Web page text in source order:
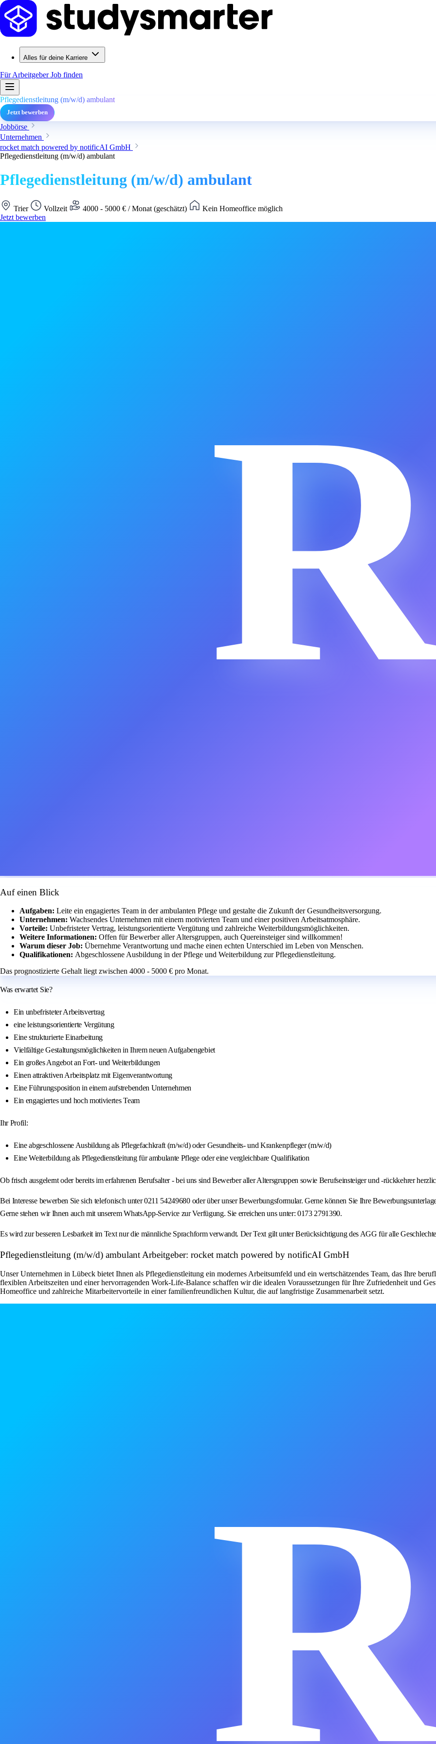
Alles für deine Karriere
Für ArbeitgeberJob finden
Pflegedienstleitung (m/w/d) ambulant
Jetzt bewerben
Jobbörse
Unternehmen
rocket match powered by notificAI GmbH
Pflegedienstleitung (m/w/d) ambulant
Pflegedienstleitung (m/w/d) ambulant
Trier Vollzeit 4000 - 5000 € / Monat (geschätzt)
Kein Homeoffice möglich
Jetzt bewerben
Auf einen Blick
Aufgaben: Leite ein engagiertes Team in der ambulanten Pflege und gestalte die Zukunft der Gesundheitsversorgung.
Unternehmen: Wachsendes Unternehmen mit einem motivierten Team und einer positiven Arbeitsatmosphäre.
Vorteile: Unbefristeter Vertrag, leistungsorientierte Vergütung und zahlreiche Weiterbildungsmöglichkeiten.
Weitere Informationen: Offen für Bewerber aller Altersgruppen, auch Quereinsteiger sind willkommen!
Warum dieser Job: Übernehme Verantwortung und mache einen echten Unterschied im Leben von Menschen.
Qualifikationen: Abgeschlossene Ausbildung in der Pflege und Weiterbildung zur Pflegedienstleitung.
Das prognostizierte Gehalt liegt zwischen 4000 - 5000 € pro Monat.
Was erwartet Sie?
Ein unbefristeter Arbeitsvertrag
eine leistungsorientierte Vergütung
Eine strukturierte Einarbeitung
Vielfältige Gestaltungsmöglichkeiten in Ihrem neuen Aufgabengebiet
Ein großes Angebot an Fort- und Weiterbildungen
Einen attraktiven Arbeitsplatz mit Eigenverantwortung
Eine Führungsposition in einem aufstrebenden Unternehmen
Ein engagiertes und hoch motiviertes Team
Ihr Profil:
Eine abgeschlossene Ausbildung als Pflegefachkraft (m/w/d) oder Gesundheits- und Krankenpfleger (m/w/d)
Eine Weiterbildung als Pflegedienstleitung für ambulante Pflege oder eine vergleichbare Qualifikation
Ob frisch ausgelernt oder bereits im erfahrenen Berufsalter - bei uns sind Bewerber aller Altersgruppen sowie Berufseinsteiger und -rückkehrer
Bei Interesse bewerben Sie sich telefonisch unter 0211 54249680 oder über unser Bewerbungsformular. Gerne können Sie Ihre
Gerne stehen wir Ihnen auch mit unserem WhatsApp-Service zur Verfügung. Sie erreichen uns unter: 0173 2791390.
Es wird zur besseren Lesbarkeit im Text nur die männliche Sprachform verwandt. Der Text gilt unter Berücksichtigung des AGG für alle
Pflegedienstleitung (m/w/d) ambulant Arbeitgeber: rocket match powered by notificAI GmbH
Unser Unternehmen in Lübeck bietet Ihnen als Pflegedienstleitung ein modernes Arbeitsumfeld und ein wertschätzendes Team, das Ihre
flexiblen Arbeitszeiten und einer hervorragenden Work-Life-Balance schaffen wir die idealen Voraussetzungen für Ihre Zufriedenheit und
Homeoffice und zahlreiche Mitarbeitervorteile in einer familienfreundlichen Kultur, die auf langfristige Zusammenarbeit setzt.